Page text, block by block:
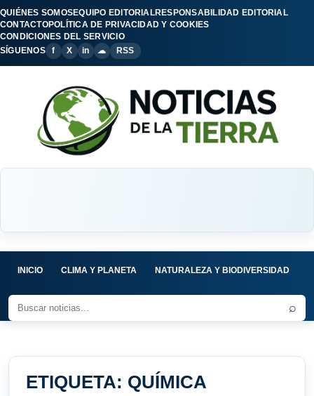
QUIÉNES SOMOSEQUIPO EDITORIALRESPONSABILIDAD EDITORIAL
CONTACTOPOLÍTICA DE PRIVACIDAD Y COOKIES
CONDICIONES DEL SERVICIO
SÍGUENOS
f X in ☁ RSS
INICIO CLIMA Y PLANETA NATURALEZA Y BIODIVERSIDAD
⌕
ETIQUETA: QUÍMICA